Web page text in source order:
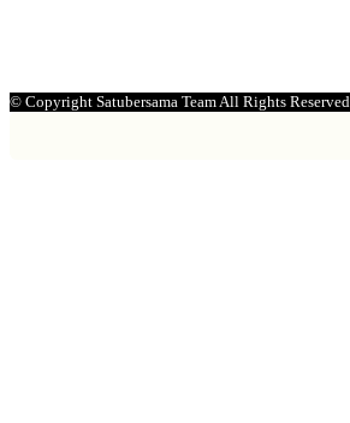
© Copyright Satubersama Team All Rights Reserved